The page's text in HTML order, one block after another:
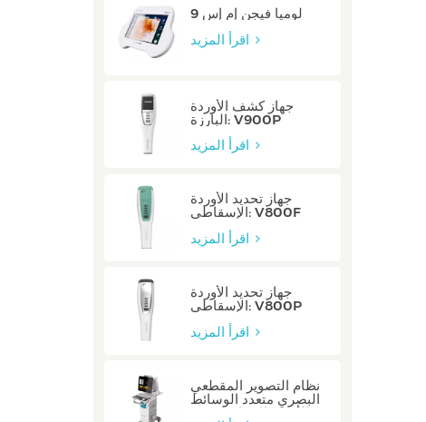
لوميا فيجن إم إس 9
جهاز كشف الأوردة
البارزة: V900P
جهاز تحديد الأوردة
الإسقاطي: V800F
جهاز تحديد الأوردة
الإسقاطي: V800P
نظام التصوير المقطعي
البصري متعدد الوسائط
للأوعية السباتية: صفر